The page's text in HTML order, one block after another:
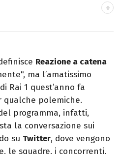
smania di viaggi e
(della pizza e della
Reazione a catena
ma l’amatissimo
Rai 1 quest’anno fa
qualche polemiche.
programma, infatti,
la conversazione sui
su Twitter, dove vengono
le squadre, i concorrenti,